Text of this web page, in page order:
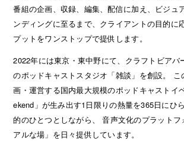
番組の企画、収録、編集、配信に加え、ビジュ
ンディングに至るまで、クライアントの目的に
プットをワンストップで提供します。
2022年には東京・東中野にて、クラフトビアバ
のポッドキャストスタジオ「雑談」を創設。 この場所は自社が企
画・運営する国内最大規模のポッドキャストイ
ekend」が生み出す1日限りの熱量を365日にひ
的のひとつとしながら、 音声文化のプラットフォームとして、「リ
アルな場」を日々提供しています。